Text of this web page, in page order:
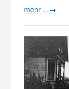
mehr ...→